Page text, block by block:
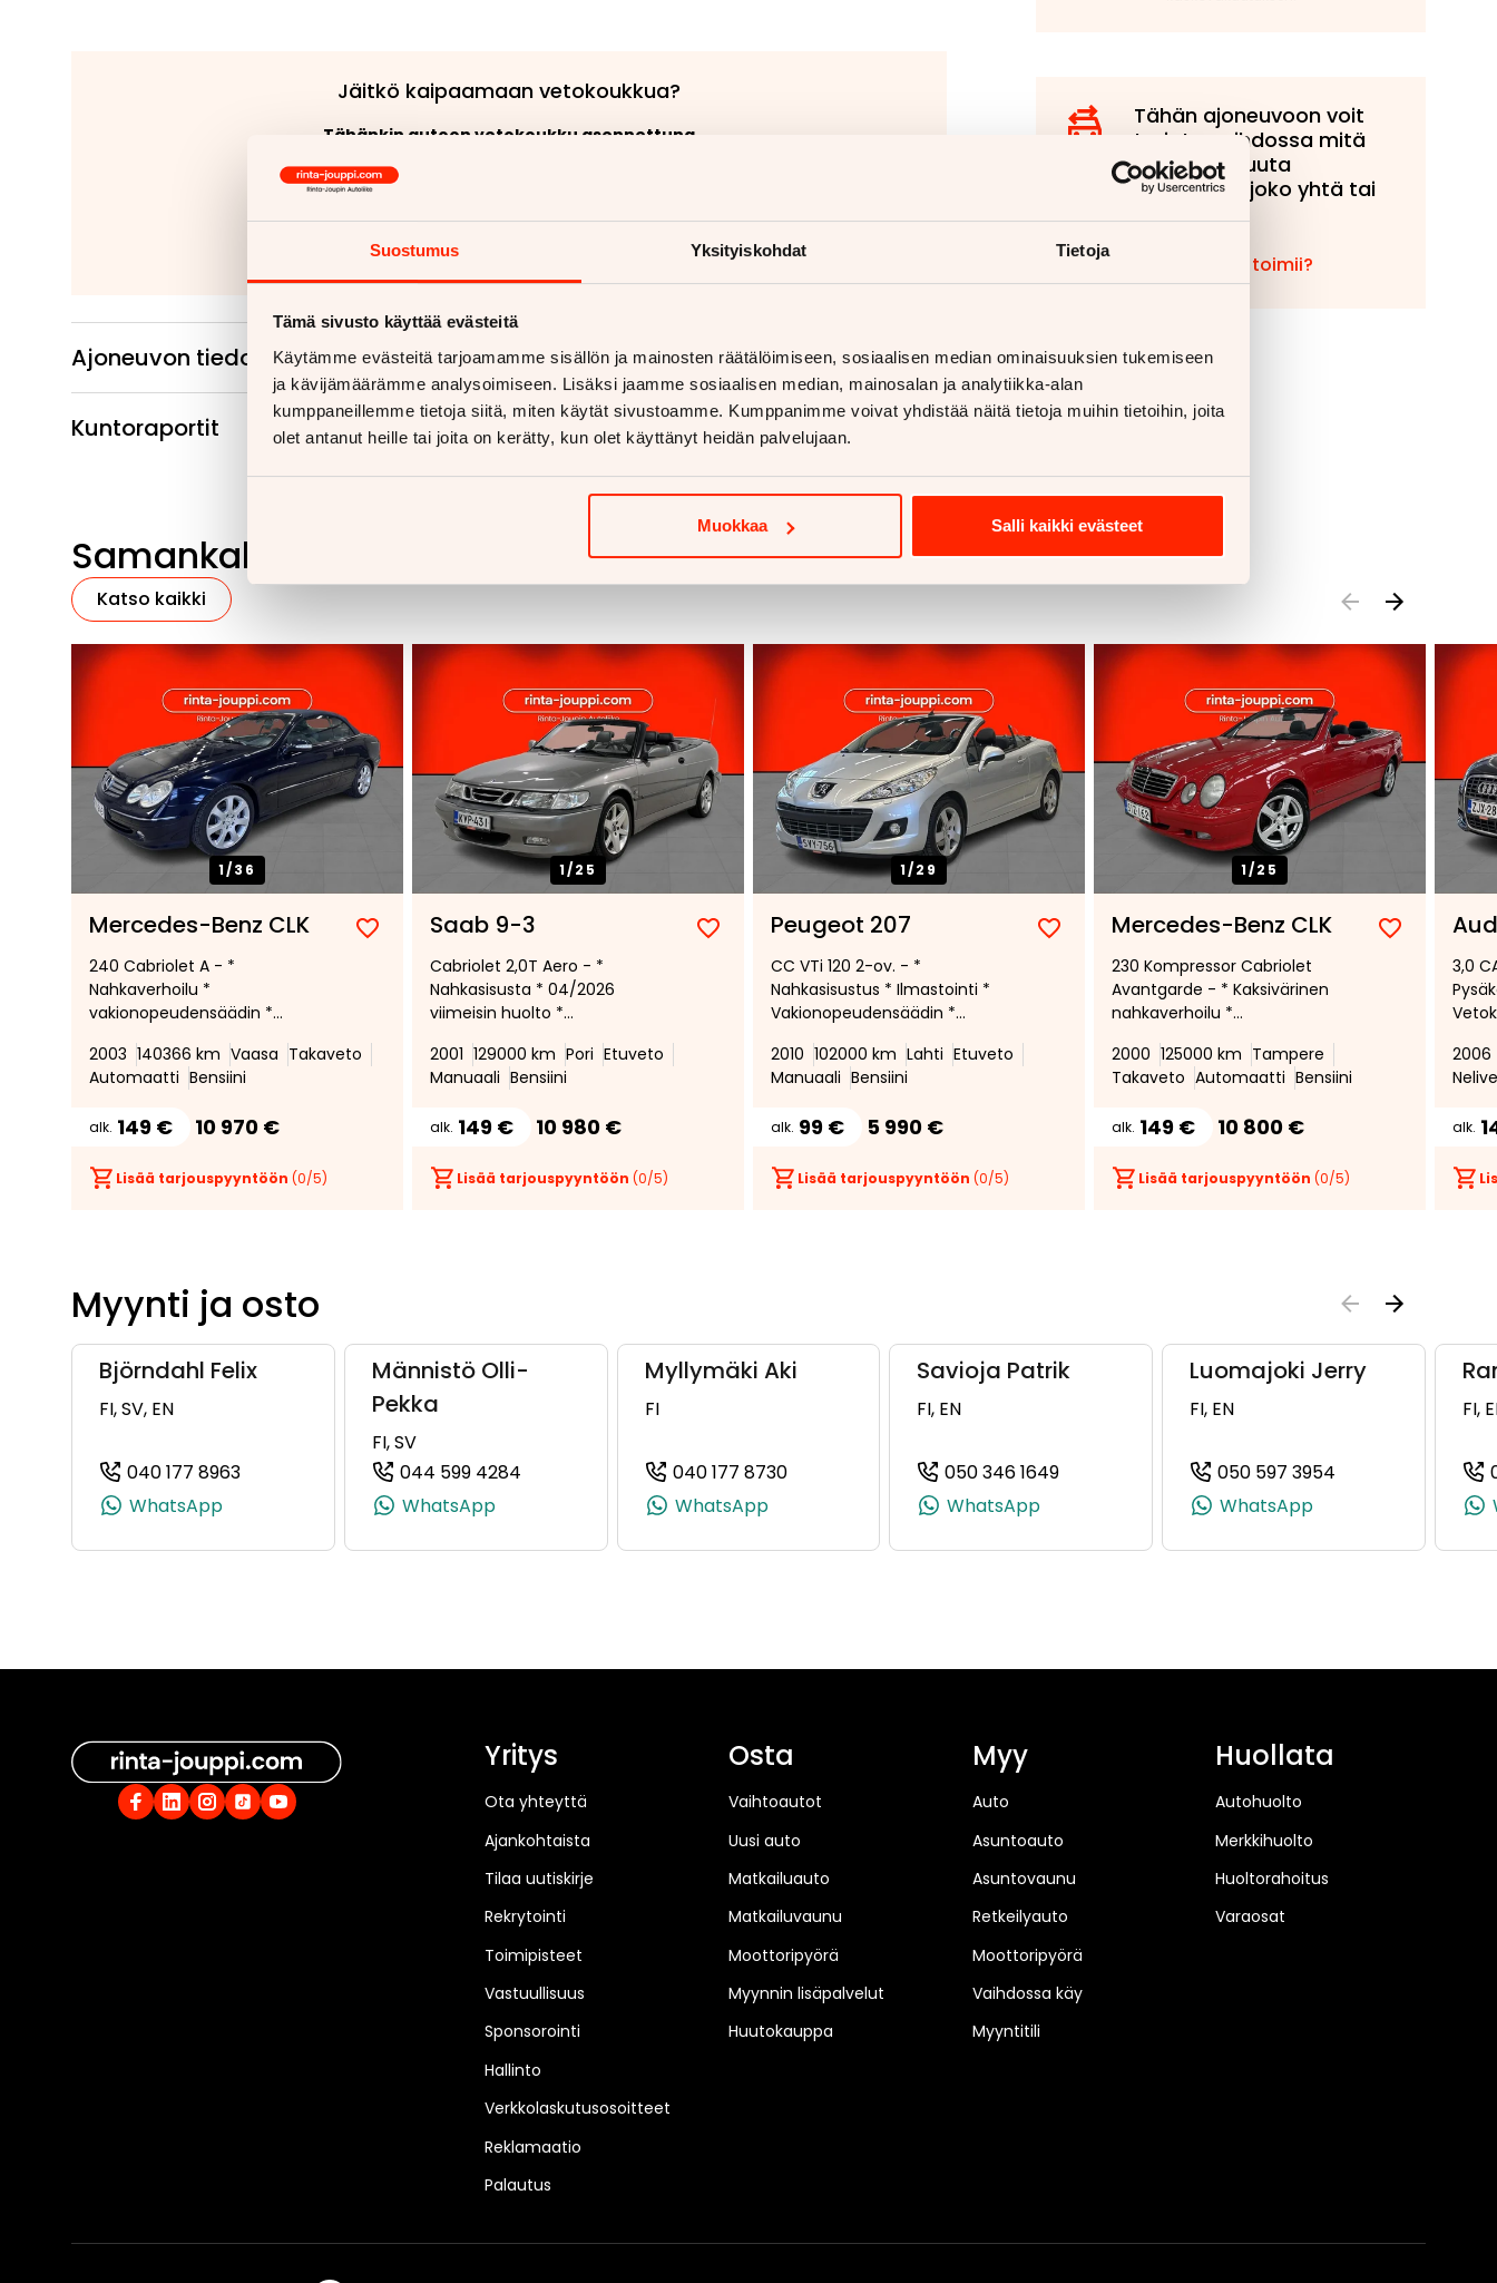
Suostumus Yksityiskohdat Tietoja
Tämä sivusto käyttää evästeitä
Käytämme evästeitä tarjoamamme sisällön ja mainosten räätälöimiseen, sosiaalisen median ominaisuuksien tukemiseen
ja kävijämäärämme analysoimiseen. Lisäksi jaamme sosiaalisen median, mainosalan ja analytiikka-alan
kumppaneillemme tietoja siitä, miten käytät sivustoamme. Kumppanimme voivat yhdistää näitä tietoja muihin tietoihin, joita
olet antanut heille tai joita on kerätty, kun olet käyttänyt heidän palvelujaan.
Muokkaa Salli kaikki evästeet
Jäitkö kaipaamaan vetokoukkua?
Tähänkin autoon vetokoukku asennettuna
Ajoneuvon tiedot
Kuntoraportit
Tähän ajoneuvoon voit
tarjota vaihdossa mitä
tahansa muuta
ajoneuvoa, joko yhtä tai
useampaa!
Miten vaihto toimii?
Samankaltaisia ajoneuvoja
Katso kaikki
1/36
Mercedes-Benz CLK
Lisää
suosikiksi
Poista
suosikeista
240 Cabriolet A - *
Nahkaverhoilu *
vakionopeudensäädin *
2003 140366 km Vaasa Takaveto
Automaatti Bensiini
alk. 149 € 10 970 €
Lisää tarjouspyyntöön (0/5)
1/25
Saab 9-3
Lisää
suosikiksi
Poista
suosikeista
Cabriolet 2,0T Aero - *
Nahkasisusta * 04/2026
viimeisin huolto *
Kuskin penkki sähkösäädöillä *
2001 129000 km Pori Etuveto
Manuaali Bensiini
alk. 149 € 10 980 €
Lisää tarjouspyyntöön (0/5)
1/29
Peugeot 207
Lisää
suosikiksi
Poista
suosikeista
CC VTi 120 2-ov. - *
Nahkasisustus * Ilmastointi *
Vakionopeudensäädin *
2010 102000 km Lahti Etuveto
Manuaali Bensiini
alk. 99 € 5 990 €
Lisää tarjouspyyntöön (0/5)
1/25
Mercedes-Benz CLK
Lisää
suosikiksi
Poista
230 Kompressor Cabriolet
Avantgarde - * Kaksivärinen
nahkaverhoilu *
Sähkösäätöiset istuimet *
Penkinlämmittimet *
2000 125000 km Tampere
Takaveto Automaatti Bensiini
alk. 149 € 10 800 €
Lisää tarjouspyyntöön (0/5)
3,0
2006
alk.
Myynti ja osto
Björndahl Felix
FI, SV, EN
040 177 8963
(+358401778963, 0401778963, +358 40 177 8963)
WhatsApp
Männistö Olli-
Pekka
FI, SV
044 599 4284
(+358445994284, 0445994284, +358 44 599 4284)
WhatsApp
Myllymäki Aki
FI
040 177 8730
(+358401778730, 0401778730, +358 40 177 8730)
WhatsApp
Savioja Patrik
FI, EN
050 346 1649
(+358503461649, 0503461649, +358 50 346 1649)
WhatsApp
Luomajoki Jerry
FI, EN
050 597 3954
WhatsApp
FI,
Yritys
Ota yhteyttä
Ajankohtaista
Tilaa uutiskirje
Rekrytointi
Toimipisteet
Vastuullisuus
Sponsorointi
Hallinto
Verkkolaskutusosoitteet
Reklamaatio
Palautus
Osta
Vaihtoautot
Uusi auto
Matkailuauto
Matkailuvaunu
Moottoripyörä
Myynnin lisäpalvelut
Huutokauppa
Myy
Auto
Asuntoauto
Asuntovaunu
Retkeilyauto
Moottoripyörä
Vaihdossa käy
Myyntitili
Huollata
Autohuolto
Merkkihuolto
Huoltorahoitus
Varaosat